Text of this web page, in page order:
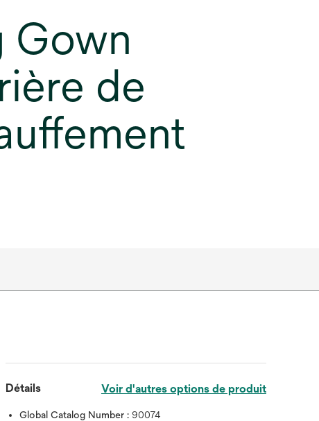
de
Détails Voir d'autres options de produit
Global Catalog Number : 90074